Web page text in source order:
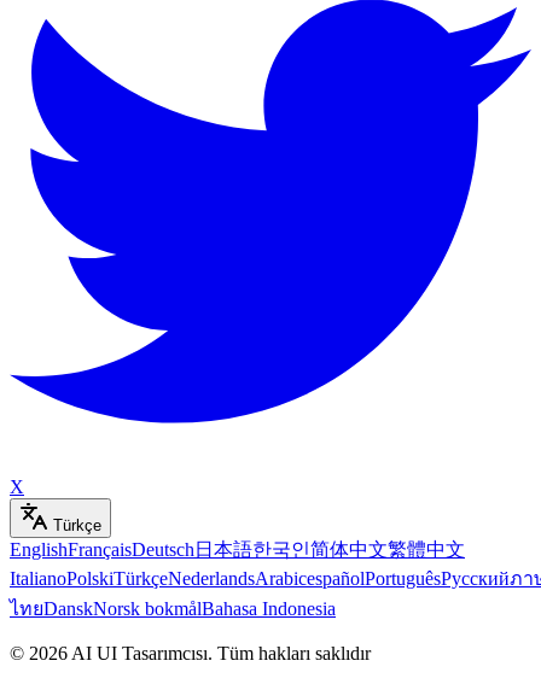
X
Türkçe
EnglishFrançaisDeutsch 日本語한국인简体中文繁體中文
ItalianoPolskiTürkçeNederlandsArabicespañolPortuguêsРусскийภา
ไทยDanskNorsk bokmålBahasa Indonesia
© 2026 AI UI Tasarımcısı. Tüm hakları saklıdır